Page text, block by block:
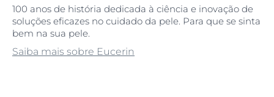
100 anos de história dedicada à ciência e inovação de
soluções eficazes no cuidado da pele. Para que se sinta
bem na sua pele.
Saiba mais sobre Eucerin